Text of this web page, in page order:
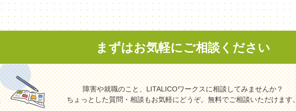
まずはお気軽にご相談ください
障害や就職のこと、LITALICOワークスに相談してみませんか？
ちょっとした質問・相談もお気軽にどうぞ。無料でご相談いただけます